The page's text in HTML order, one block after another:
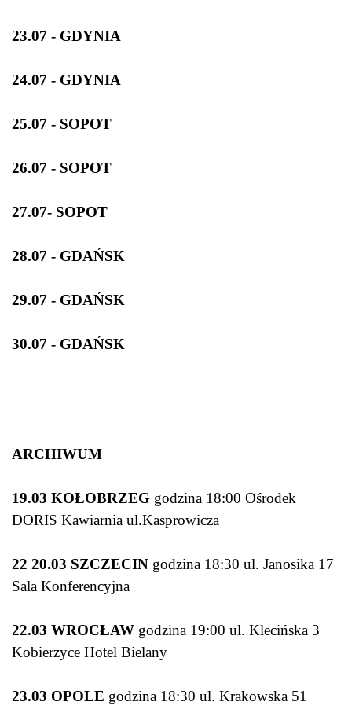
23.07 - GDYNIA
24.07 - GDYNIA
25.07 - SOPOT
26.07 - SOPOT
27.07- SOPOT
28.07 - GDAŃSK
29.07 - GDAŃSK
30.07 - GDAŃSK
ARCHIWUM
19.03 KOŁOBRZEG godzina 18:00 Ośrodek
DORIS Kawiarnia ul.Kasprowicza
22 20.03 SZCZECIN godzina 18:30 ul. Janosika 17
Sala Konferencyjna
22.03 WROCŁAW godzina 19:00 ul. Klecińska 3
Kobierzyce Hotel Bielany
23.03 OPOLE godzina 18:30 ul. Krakowska 51